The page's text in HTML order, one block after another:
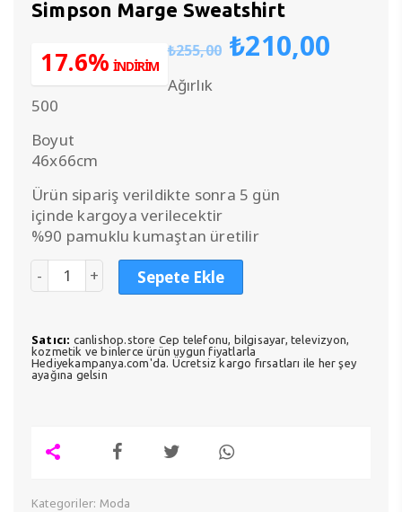
Simpson Marge Sweatshirt
₺255,00 Orijinal
fiyat:
₺210,00
17.6% İNDİRİM
Ağırlık
500
Boyut
46x66cm
Ürün sipariş verildikte sonra 5 gün
içinde kargoya verilecektir
%90 pamuklu kumaştan üretilir
Sepete Ekle
Satıcı: canlishop.store Cep telefonu, bilgisayar, televizyon,
kozmetik ve binlerce ürün uygun fiyatlarla
Hediyekampanya.com'da. Ücretsiz kargo fırsatları ile her şey
ayağına gelsin
Kategoriler: Moda